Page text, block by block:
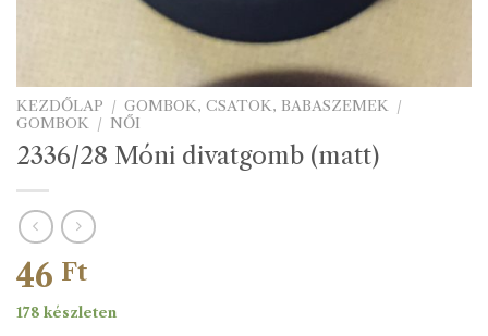
KEZDŐLAP / GOMBOK, CSATOK, BABASZEMEK /
GOMBOK / NŐI
2336/28 Móni divatgomb (matt)
46 Ft
178 készleten